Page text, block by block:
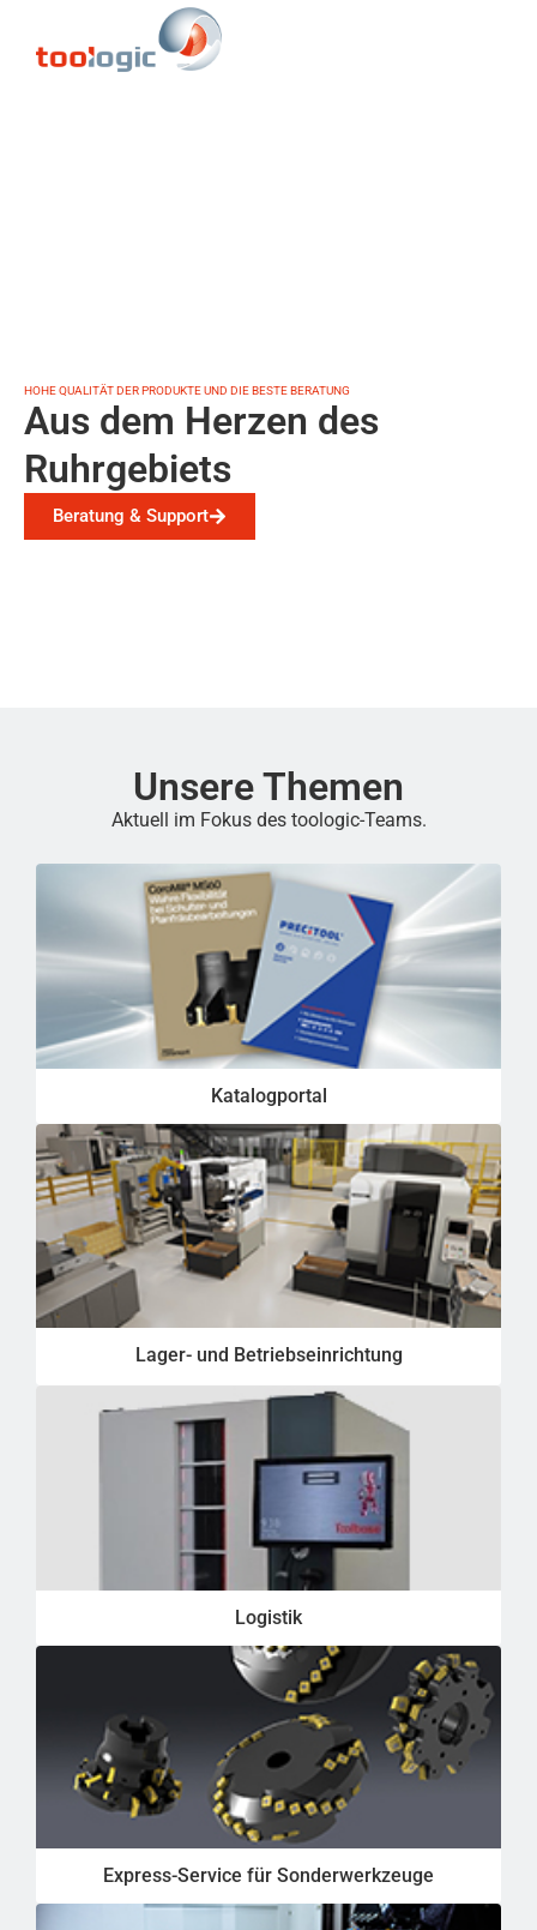
HOHE QUALITÄT DER PRODUKTE UND DIE BESTE BERATUNG
Aus dem Herzen des
Ruhrgebiets
Beratung & Support
Unsere Themen
Aktuell im Fokus des toologic-Teams.
Katalogportal
Lager- und Betriebseinrichtung
Logistik
Express-Service für Sonderwerkzeuge